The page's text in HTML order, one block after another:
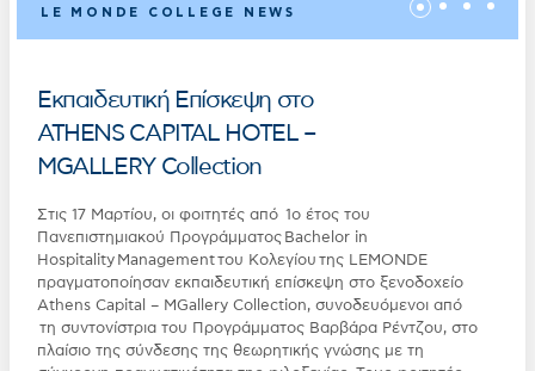
LE MONDE COLLEGE NEWS
Εκπαιδευτική Επίσκεψη στο
ATHENS CAPITAL HOTEL –
MGALLERY Collection
Στις 17 Μαρτίου, οι φοιτητές από 1ο έτος του
Πανεπιστημιακού Προγράμματος Bachelor in
Hospitality Management του Κολεγίου της LEMONDE
πραγματοποίησαν εκπαιδευτική επίσκεψη στο ξενοδοχείο
Athens Capital – MGallery Collection, συνοδευόμενοι από
τη συντονίστρια του Προγράμματος Βαρβάρα Ρέντζου, στο
πλαίσιο της σύνδεσης της θεωρητικής γνώσης με τη